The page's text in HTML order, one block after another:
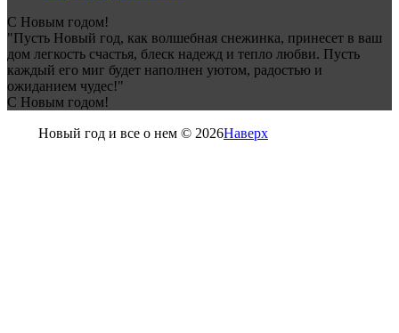
С Новым годом!
"Пусть Новый год, как волшебная снежинка, принесет в ваш
дом легкость счастья, блеск надежд и тепло любви. Пусть
каждый его миг будет наполнен уютом, радостью и
ожиданием чудес!"
С Новым годом!
Новый год и все о нем © 2026Наверх